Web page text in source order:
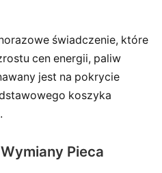
świadczenie, które
cen energii, paliw
jest na pokrycie
koszyka
Pieca